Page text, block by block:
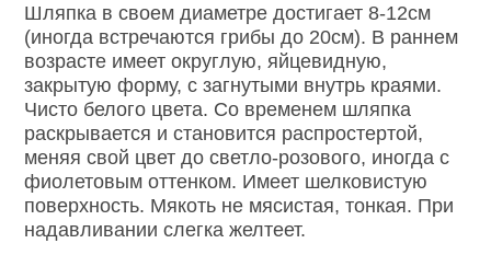
Шляпка в своем диаметре достигает 8-12см
(иногда встречаются грибы до 20см). В раннем
возрасте имеет округлую, яйцевидную,
закрытую форму, с загнутыми внутрь краями.
Чисто белого цвета. Со временем шляпка
раскрывается и становится распростертой,
меняя свой цвет до светло-розового, иногда с
фиолетовым оттенком. Имеет шелковистую
поверхность. Мякоть не мясистая, тонкая. При
надавливании слегка желтеет.